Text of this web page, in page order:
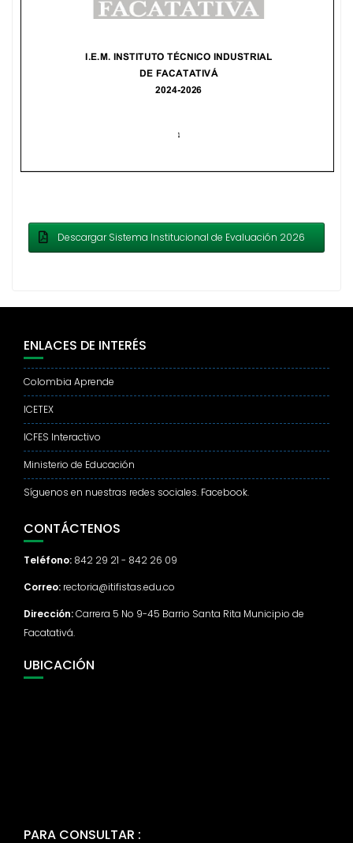
Descargar Sistema Institucional de Evaluación 2026
ENLACES DE INTERÉS
Colombia Aprende
ICETEX
ICFES Interactivo
Ministerio de Educación
Síguenos en nuestras redes sociales. Facebook.
CONTÁCTENOS
Teléfono: 842 29 21 - 842 26 09
Correo: rectoria@itifistas.edu.co
Dirección:Carrera 5 No 9-45 Barrio Santa Rita Municipio de
Facatativá.
UBICACIÓN
PARA CONSULTAR :